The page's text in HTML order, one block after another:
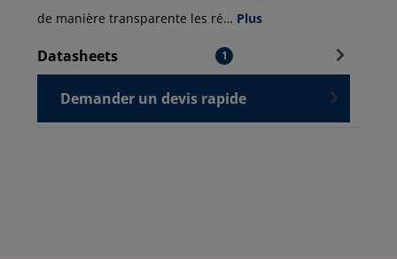
de manière transparente les ré… Plus
Datasheets 1
Demander un devis rapide